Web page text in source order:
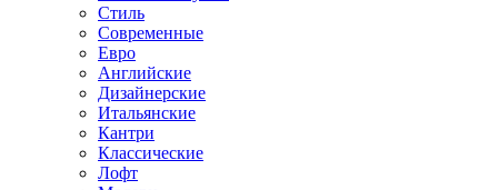
Стиль
Современные
Евро
Английские
Дизайнерские
Итальянские
Кантри
Классические
Лофт